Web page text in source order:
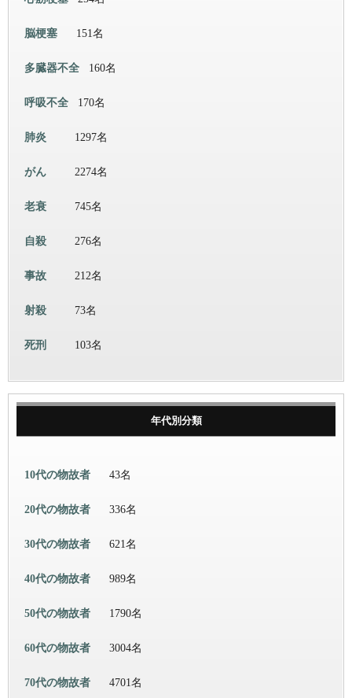
脳梗塞 151名
多臓器不全 160名
呼吸不全 170名
肺炎 1297名
がん 2274名
老衰 745名
自殺 276名
事故 212名
射殺 73名
死刑 103名
年代別分類
10代の物故者 43名
20代の物故者 336名
30代の物故者 621名
40代の物故者 989名
50代の物故者 1790名
60代の物故者 3004名
70代の物故者 4701名